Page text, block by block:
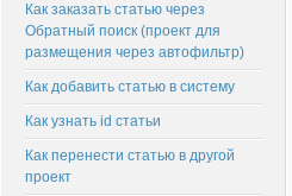
Как заказать статью через
Обратный поиск (проект для
размещения через автофильтр)
Как добавить статью в систему
Как узнать id статьи
Как перенести статью в другой
проект